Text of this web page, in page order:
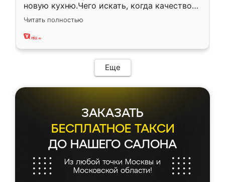
новую кухню.Чего искать, когда качеством
вполне довольна. Служит кухня уже почти
два года, нареканий нет.
Читать полностью
Еще
ЗАКАЗАТЬ
БЕСПЛАТНОЕ ТАКСИ
ДО НАШЕГО САЛОНА
Из любой точки Москвы и
Московской области!